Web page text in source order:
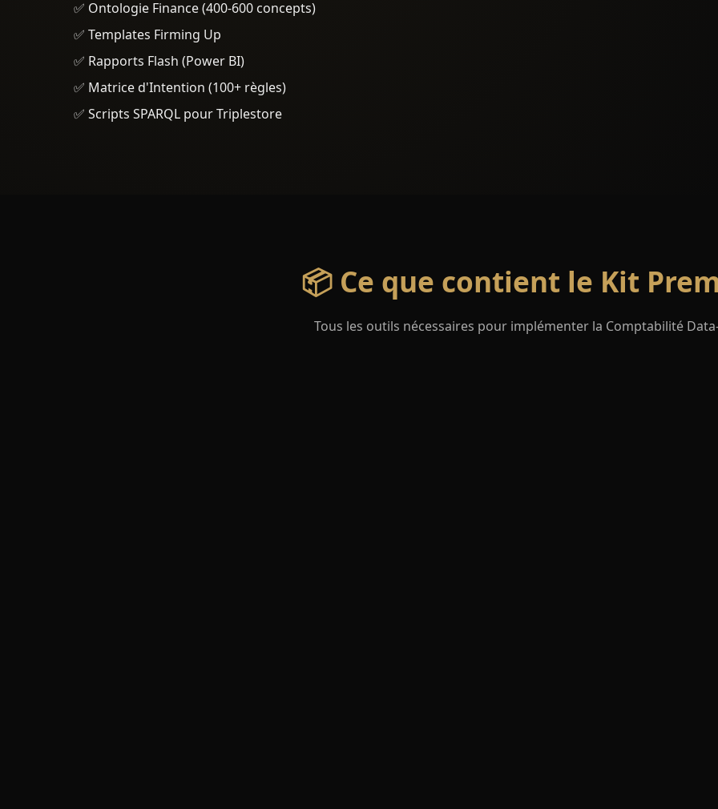
✅ Ontologie Finance (400-600 concepts)
✅ Templates Firming Up
✅ Rapports Flash (Power BI)
✅ Matrice d'Intention (100+ règles)
✅ Scripts SPARQL pour Triplestore
📦 Ce que contient le Kit
Tous les outils nécessaires pour implémenter la Comptabilité